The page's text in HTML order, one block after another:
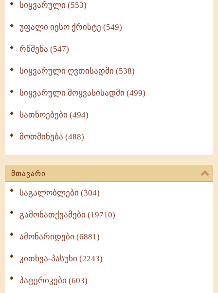
სიყვარული (553)
უფალი იესო ქრისტე (549)
რწმენა (547)
სიყვარული ღვთისადმი (538)
სიყვარული მოყვასისადმი (499)
სათნოებები (494)
მოთმინება (488)
მთავარი
საგალობლები (304)
გამონათქვამები (19710)
ამონარიდები (6881)
კითხვა-პასუხი (2243)
პატერიკები (603)